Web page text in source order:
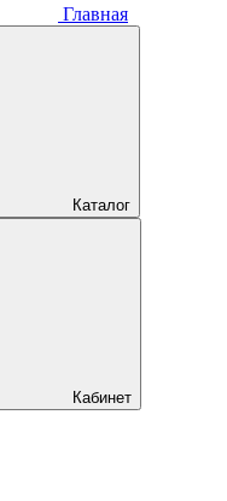
Главная
Каталог
Кабинет